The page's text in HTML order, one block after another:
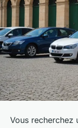
Vous recherchez